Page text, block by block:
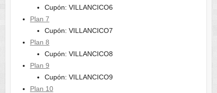
Cupón: VILLANCICO6
Plan 7
Cupón: VILLANCICO7
Plan 8
Cupón: VILLANCICO8
Plan 9
Cupón: VILLANCICO9
Plan 10